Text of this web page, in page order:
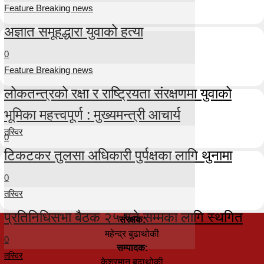
Feature Breaking news
अज्ञात समूहद्धारा युवाको हत्या
0
Feature Breaking news
लोकतन्त्रको रक्षा र राष्ट्रियता संरक्षणमा युवाको
भूमिका महत्त्वपूर्ण : मुख्यमन्त्री आचार्य
0
तस्विर
टिकटकर तुलसा अधिकारी पुर्पक्षका लागि थुनामा
0
तस्विर
प्रतिनिधिसभा बैठक २५ गते सम्मका लागि स्थगित
0
तस्विर
संरक्षक:
महेन्द्र बुढाथोकी
सम्पादक:
केशरमान बुढाथोकी